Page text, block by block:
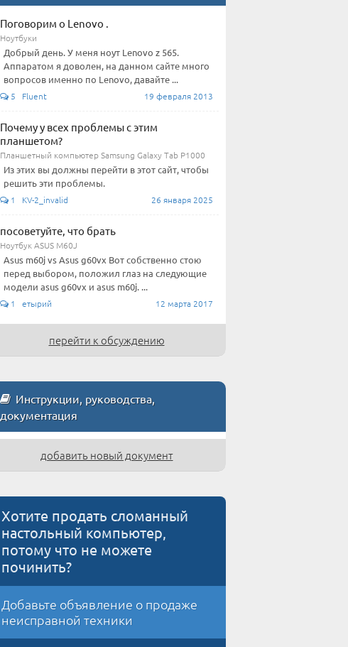
Поговорим о Lenovo .
Ноутбуки
Добрый день. У меня ноут Lenovo z 565.
Аппаратом я доволен, на данном сайте много
вопросов именно по Lenovo, давайте ...
5 Fluent 19 февраля 2013
Почему у всех проблемы с этим
планшетом?
Планшетный компьютер Samsung Galaxy Tab P1000
Из этих вы должны перейти в этот сайт, чтобы
решить эти проблемы.
1 KV-2_invalid 26 января 2025
посоветуйте, что брать
Ноутбук ASUS M60J
Asus m60j vs Asus g60vx Вот собственно стою
перед выбором, положил глаз на следующие
модели asus g60vx и asus m60j. ...
1 етырий 12 марта 2017
перейти к обсуждению
Инструкции, руководства,
документация
добавить новый документ
Хотите продать сломанный
настольный компьютер,
потому что не можете
починить?
Добавьте объявление о продаже
неисправной техники